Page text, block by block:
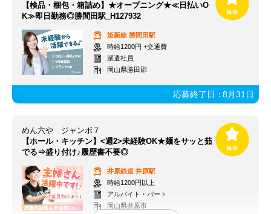
【検品・梱包・箱詰め】★オープニング★≪日払いO
K≫即日勤務◎勝間田駅_H127932
姫新線 勝間田駅
時給1200円 +交通費
派遣社員
岡山県勝田郡
応募終了日：8月31日
めん六や ジャンボ７
【ホール・キッチン】<週2>未経験OK★麺をサッと茹
でる⇒盛り付け♪履歴書不要◎
井原鉄道 井原駅
時給1200円以上
アルバイト・パート
岡山県井原市